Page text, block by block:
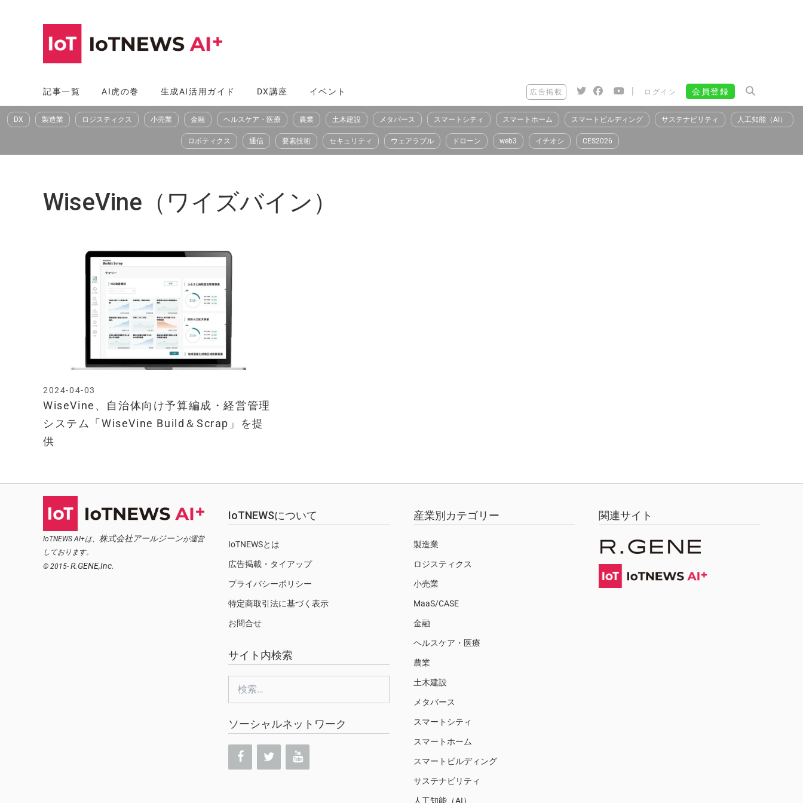
へ
ス
記事一覧 AI虎の巻 生成AI活用ガイド DX講座 イベント 広告掲載 | ログイン 会員登録
DX 製造業 ロジスティクス 小売業 金融 ヘルスケア・医療 農業 土木建設 メタバース スマートシティ スマートホーム スマートビルディング サステナビリティ 人工知能（AI）
ロボティクス 通信 要素技術 セキュリティ ウェアラブル ドローン web3 イチオシ CES2026
WiseVine（ワイズバイン）
WiseVine、自治体向け予算編成・経営管理
システム「WiseVine Build＆Scrap」を提
供
2024-04-03
IoTNEWS AI+は、 株式会社アールジーンが運営
しております。
© 2015- R.GENE,Inc.
IoTNEWSについて
IoTNEWSとは
広告掲載・タイアップ
プライバシーポリシー
特定商取引法に基づく表示
お問合せ
サイト内検索
ソーシャルネットワーク
産業別カテゴリー
製造業
ロジスティクス
小売業
MaaS/CASE
金融
ヘルスケア・医療
農業
土木建設
メタバース
スマートシティ
スマートホーム
スマートビルディング
サステナビリティ
人工知能（AI）
関連サイト